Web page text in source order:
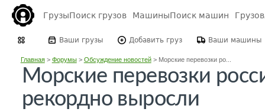
ГрузыПоиск грузов МашиныПоиск машин
Ваши грузы Добавить груз Ваши машины
Главная> Форумы> Обсуждение новостей> Морские перевозки ро...
Морские перевозки
рекордно выросли